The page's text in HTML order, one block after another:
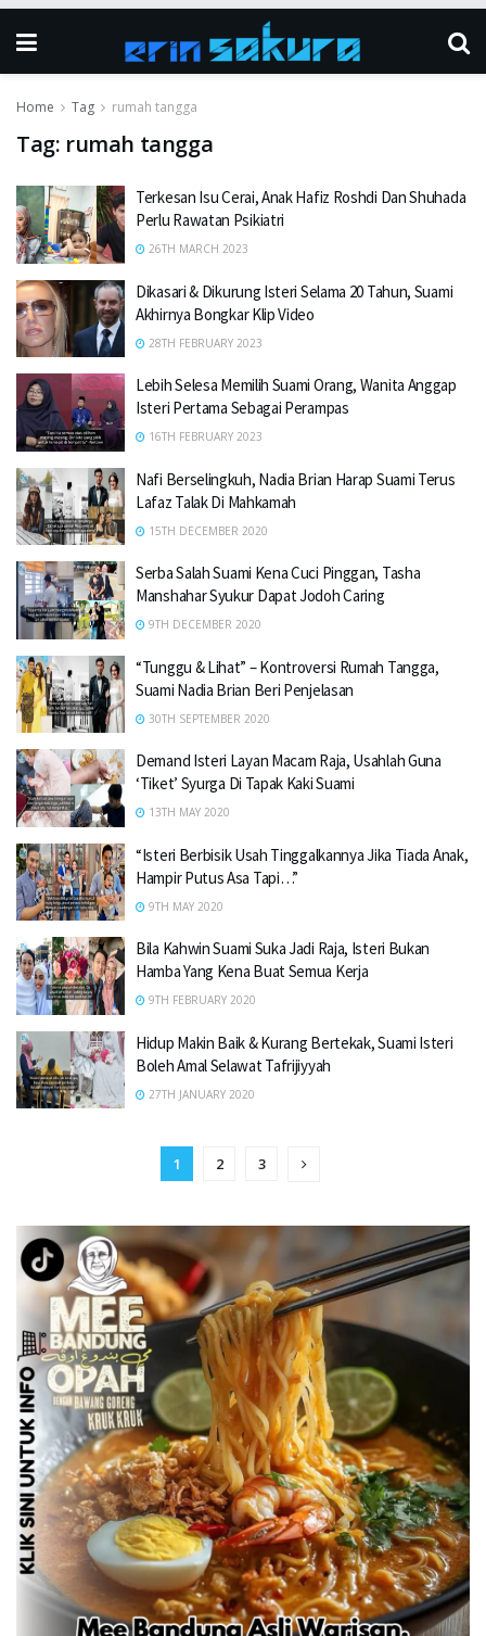
Home Tag rumah tangga
Tag: rumah tangga
Terkesan Isu Cerai, Anak Hafiz Roshdi Dan Shuhada
Perlu Rawatan Psikiatri
26TH MARCH 2023
Dikasari & Dikurung Isteri Selama 20 Tahun, Suami
Akhirnya Bongkar Klip Video
28TH FEBRUARY 2023
Lebih Selesa Memilih Suami Orang, Wanita Anggap
Isteri Pertama Sebagai Perampas
16TH FEBRUARY 2023
Nafi Berselingkuh, Nadia Brian Harap Suami Terus
Lafaz Talak Di Mahkamah
15TH DECEMBER 2020
Serba Salah Suami Kena Cuci Pinggan, Tasha
Manshahar Syukur Dapat Jodoh Caring
9TH DECEMBER 2020
“Tunggu & Lihat” – Kontroversi Rumah Tangga,
Suami Nadia Brian Beri Penjelasan
30TH SEPTEMBER 2020
Demand Isteri Layan Macam Raja, Usahlah Guna
‘Tiket’ Syurga Di Tapak Kaki Suami
13TH MAY 2020
“Isteri Berbisik Usah Tinggalkannya Jika Tiada Anak,
Hampir Putus Asa Tapi…”
9TH MAY 2020
Bila Kahwin Suami Suka Jadi Raja, Isteri Bukan
Hamba Yang Kena Buat Semua Kerja
9TH FEBRUARY 2020
Hidup Makin Baik & Kurang Bertekak, Suami Isteri
Boleh Amal Selawat Tafrijiyyah
27TH JANUARY 2020
1 2 3